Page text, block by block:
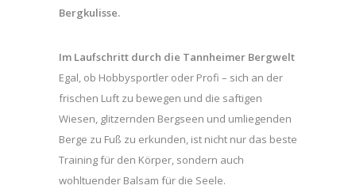
Bergkulisse.
Im Laufschritt durch die Tannheimer Bergwelt
Egal, ob Hobbysportler oder Profi – sich an der
frischen Luft zu bewegen und die saftigen
Wiesen, glitzernden Bergseen und umliegenden
Berge zu Fuß zu erkunden, ist nicht nur das beste
Training für den Körper, sondern auch
wohltuender Balsam für die Seele.